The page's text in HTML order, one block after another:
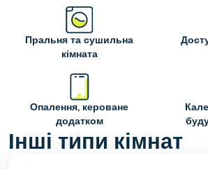
Пральня та сушильна
кімната
Опалення, кероване
додатком
Інші типи кімнат